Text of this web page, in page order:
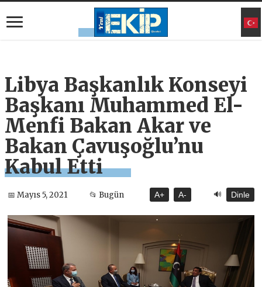
Libya Başkanlık Konseyi
Başkanı Muhammed El-
Menfi Bakan Akar ve
Bakan Çavuşoğlu’nu
Kabul Etti
📅 Mayıs 5, 2021 📂 Bugün A+ A- 🔊 Dinle